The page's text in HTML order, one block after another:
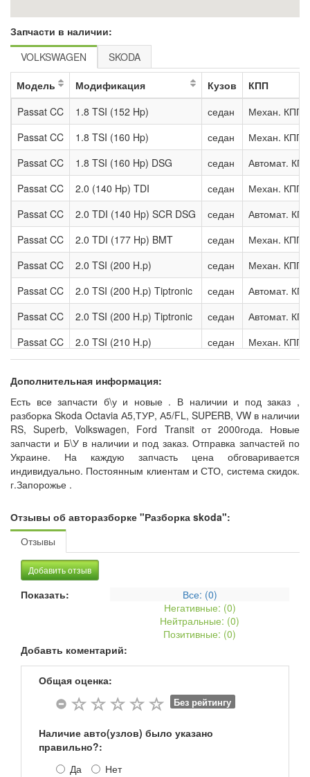
Запчасти в наличии:
VOLKSWAGEN
SKODA
Модель Модификация Кузов
КПП
Passat CC
1.8 TSI (152 Hp) седан
Механ. КПП
Passat CC
1.8 TSI (160 Hp) седан
Механ. КПП
Passat CC
1.8 TSI (160 Hp) DSG седан
Автомат. КПП
Passat CC
2.0 (140 Hp) TDI седан
Механ. КПП
Passat CC
2.0 TDI (140 Hp) SCR DSG седан
Автомат. КПП
Passat CC
2.0 TDI (177 Hp) BMT седан
Механ. КПП
Passat CC
2.0 TSI (200 H.p) седан
Механ. КПП
Passat CC
2.0 TSI (200 H.p) Tiptronic седан
Автомат. КПП
Passat CC
2.0 TSI (200 H.p) Tiptronic седан
Автомат. КПП
Passat CC
2.0 TSI (210 H.p) седан
Механ. КПП
Дополнительная информация:
Есть все запчасти б\у и новые . В наличии и под заказ ,
разборка Skoda Octavia А5,ТУР, А5/FL, SUPERB, VW в наличии
RS, Superb, Volkswagen, Ford Transit от 2000года. Новые
запчасти и Б\У в наличии и под заказ. Отправка запчастей по
Украине. На каждую запчасть цена обговаривается
индивидуально. Постоянным клиентам и СТО, система скидок.
г.Запорожье .
Отзывы об авторазборке "Разборка skoda":
Отзывы
Добавить отзыв
Показать: Все: (0)
Негативные: (0)
Нейтральные: (0)
Позитивные: (0)
Добавть коментарий:
Общая оценка:
Без рейтингу
Наличие авто(узлов) было указано
правильно?:
Да
Нет